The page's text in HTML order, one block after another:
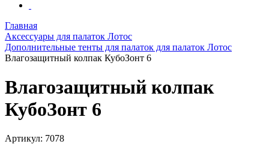
Главная
Аксессуары для палаток Лотос
Дополнительные тенты для палаток для палаток Лотос
Влагозащитный колпак КубоЗонт 6
Влагозащитный колпак
КубоЗонт 6
Артикул: 7078